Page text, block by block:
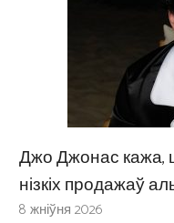
Джо Джонас кажа,
нізкіх продажаў
8 жніўня 2026